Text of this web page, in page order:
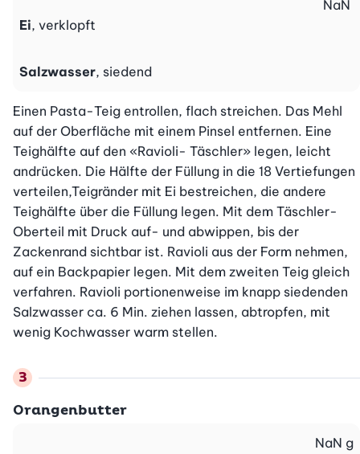
Ei, verklopft
NaN
Salzwasser, siedend
Einen Pasta-Teig entrollen, flach streichen. Das Mehl
auf der Oberfläche mit einem Pinsel entfernen. Eine
Teighälfte auf den «Ravioli- Täschler» legen, leicht
andrücken. Die Hälfte der Füllung in die 18 Vertiefungen
verteilen,Teigränder mit Ei bestreichen, die andere
Teighälfte über die Füllung legen. Mit dem Täschler-
Oberteil mit Druck auf- und abwippen, bis der
Zackenrand sichtbar ist. Ravioli aus der Form nehmen,
auf ein Backpapier legen. Mit dem zweiten Teig gleich
verfahren. Ravioli portionenweise im knapp siedenden
Salzwasser ca. 6 Min. ziehen lassen, abtropfen, mit
wenig Kochwasser warm stellen.
Orangenbutter
NaN g